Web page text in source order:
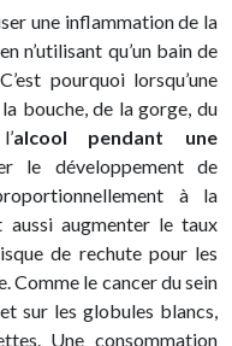
une inflammation de la
n’utilisant qu’un bain de
pourquoi lorsqu’une
bouche, de la gorge, du
alcool pendant une
le développement de
à la
aussi augmenter le taux
de rechute pour les
Comme le cancer du sein
sur les globules blancs,
Une consommation